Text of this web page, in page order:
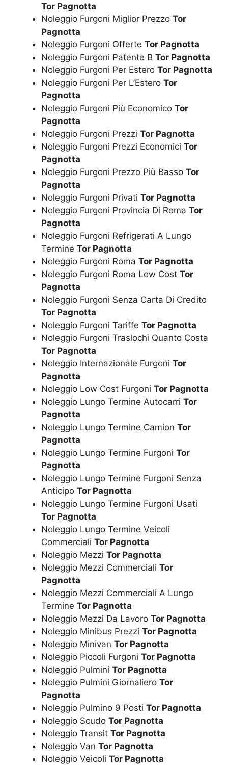
Tor Pagnotta
Noleggio Furgoni Miglior Prezzo Tor
Pagnotta
Noleggio Furgoni Offerte Tor Pagnotta
Noleggio Furgoni Patente B Tor Pagnotta
Noleggio Furgoni Per Estero Tor Pagnotta
Noleggio Furgoni Per L’Estero Tor
Pagnotta
Noleggio Furgoni Più Economico Tor
Pagnotta
Noleggio Furgoni Prezzi Tor Pagnotta
Noleggio Furgoni Prezzi Economici Tor
Pagnotta
Noleggio Furgoni Prezzo Più Basso Tor
Pagnotta
Noleggio Furgoni Privati Tor Pagnotta
Noleggio Furgoni Provincia Di Roma Tor
Pagnotta
Noleggio Furgoni Refrigerati A Lungo
Termine Tor Pagnotta
Noleggio Furgoni Roma Tor Pagnotta
Noleggio Furgoni Roma Low Cost Tor
Pagnotta
Noleggio Furgoni Senza Carta Di Credito
Tor Pagnotta
Noleggio Furgoni Tariffe Tor Pagnotta
Noleggio Furgoni Traslochi Quanto Costa
Tor Pagnotta
Noleggio Internazionale Furgoni Tor
Pagnotta
Noleggio Low Cost Furgoni Tor Pagnotta
Noleggio Lungo Termine Autocarri Tor
Pagnotta
Noleggio Lungo Termine Camion Tor
Pagnotta
Noleggio Lungo Termine Furgoni Tor
Pagnotta
Noleggio Lungo Termine Furgoni Senza
Anticipo Tor Pagnotta
Noleggio Lungo Termine Furgoni Usati
Tor Pagnotta
Noleggio Lungo Termine Veicoli
Commerciali Tor Pagnotta
Noleggio Mezzi Tor Pagnotta
Noleggio Mezzi Commerciali Tor
Pagnotta
Noleggio Mezzi Commerciali A Lungo
Termine Tor Pagnotta
Noleggio Mezzi Da Lavoro Tor Pagnotta
Noleggio Minibus Prezzi Tor Pagnotta
Noleggio Minivan Tor Pagnotta
Noleggio Piccoli Furgoni Tor Pagnotta
Noleggio Pulmini Tor Pagnotta
Noleggio Pulmini Giornaliero Tor
Pagnotta
Noleggio Pulmino 9 Posti Tor Pagnotta
Noleggio Scudo Tor Pagnotta
Noleggio Transit Tor Pagnotta
Noleggio Van Tor Pagnotta
Noleggio Veicoli Tor Pagnotta